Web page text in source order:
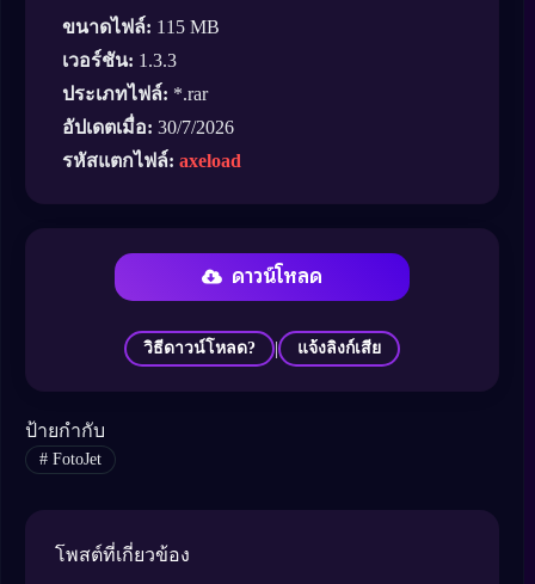
ขนาดไฟล์: 115 MB
เวอร์ชัน: 1.3.3
ประเภทไฟล์: *.rar
อัปเดตเมื่อ: 30/7/2026
รหัสแตกไฟล์: axeload
ดาวน์โหลด
วิธีดาวน์โหลด? | แจ้งลิงก์เสีย
ป้ายกำกับ
#FotoJet
โพสต์ที่เกี่ยวข้อง